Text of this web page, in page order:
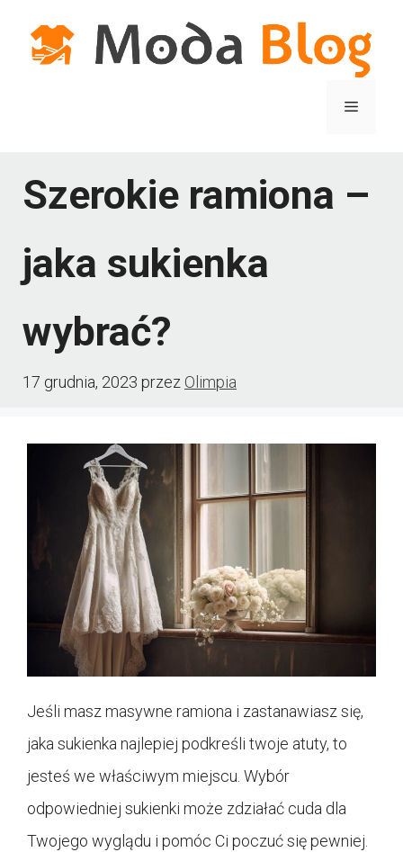
Menu
Szerokie ramiona –
jaka sukienka
wybrać?
17 grudnia, 2023 przez Olimpia
Jeśli masz masywne ramiona i zastanawiasz się,
jaka sukienka najlepiej podkreśli twoje atuty, to
jesteś we właściwym miejscu. Wybór
odpowiedniej sukienki może zdziałać cuda dla
Twojego wyglądu i pomóc Ci poczuć się pewniej.